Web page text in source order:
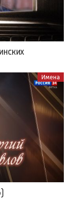
Имена